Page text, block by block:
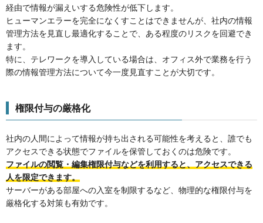
経由で情報が漏えいする危険性が低下します。
ヒューマンエラーを完全になくすことはできませんが、社内の情報
管理方法を見直し最適化することで、ある程度のリスクを回避でき
ます。
特に、テレワークを導入している場合は、オフィス外で業務を行う
際の情報管理方法について今一度見直すことが大切です。
権限付与の厳格化
社内の人間によって情報が持ち出される可能性を考えると、誰でも
アクセスできる状態でファイルを保管しておくのは危険です。
ファイルの閲覧・編集権限付与などを利用すると、アクセスできる
人を限定できます。
サーバーがある部屋への入室を制限するなど、物理的な権限付与を
厳格化する対策も有効です。